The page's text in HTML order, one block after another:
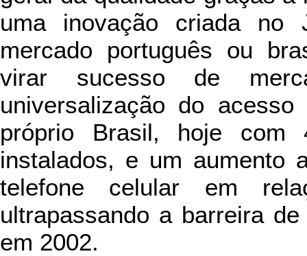
uma inovação criada no
mercado português ou
virar sucesso de
universalização do
próprio Brasil, hoje com
instalados, e um aumento
telefone celular em
ultrapassando a barreira
em 2002.